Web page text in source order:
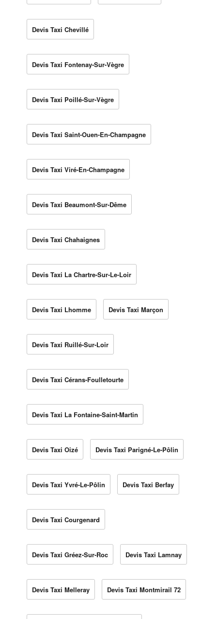
Devis Taxi Chevillé
Devis Taxi Fontenay-Sur-Vègre
Devis Taxi Poillé-Sur-Vègre
Devis Taxi Saint-Ouen-En-Champagne
Devis Taxi Viré-En-Champagne
Devis Taxi Beaumont-Sur-Dême
Devis Taxi Chahaignes
Devis Taxi La Chartre-Sur-Le-Loir
Devis Taxi Lhomme Devis Taxi Marçon
Devis Taxi Ruillé-Sur-Loir
Devis Taxi Cérans-Foulletourte
Devis Taxi La Fontaine-Saint-Martin
Devis Taxi Oizé Devis Taxi Parigné-Le-Pôlin
Devis Taxi Yvré-Le-Pôlin Devis Taxi Berfay
Devis Taxi Courgenard
Devis Taxi Gréez-Sur-Roc Devis Taxi Lamnay
Devis Taxi Melleray Devis Taxi Montmirail 72